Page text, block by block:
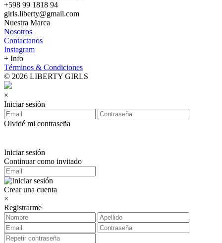
+598 99 1818 94
girls.liberty@gmail.com
Nuestra Marca
Nosotros
Contactanos
Instagram
+ Info
Términos & Condiciones
© 2026 LIBERTY GIRLS
×
Iniciar sesión
Olvidé mi contraseña
Iniciar sesión
Continuar como invitado
Crear una cuenta
×
Registrarme